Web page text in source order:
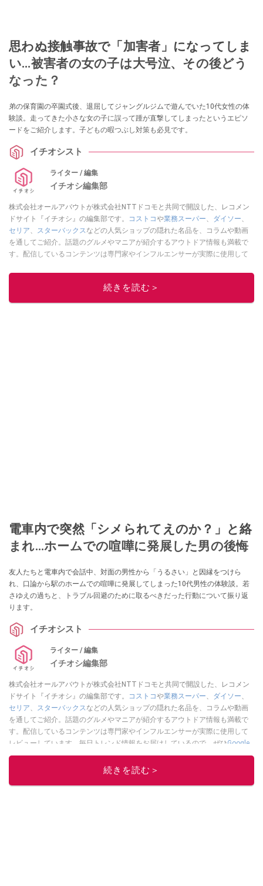
思わぬ接触事故で「加害者」になってしま
い…被害者の女の子は大号泣、その後どう
なった？
弟の保育園の卒園式後、退屈してジャングルジムで遊んでいた10代女性の体
験談。走ってきた小さな女の子に誤って踵が直撃してしまったというエピソ
ードをご紹介します。子どもの暇つぶし対策も必見です。
イチオシスト
ライター / 編集
イチオシ編集部
株式会社オールアバウトが株式会社NTTドコモと共同で開設した、レコメン
ドサイト『イチオシ』の編集部です。
コストコや業務スーパー、 ダイソー、
セリア、 スターバックスなどの人気ショップの隠れた名品を、コラムや動画
を通してご紹介。話題のグルメやマニアが紹介するアウトドア情報も満載で
す。配信しているコンテンツは専門家やインフルエンサーが実際に使用して
ニュースでフォロー
続きを読む＞
電車内で突然「シメられてえのか？」と絡
まれ…ホームでの喧嘩に発展した男の後悔
友人たちと電車内で会話中、対面の男性から「うるさい」と因縁をつけら
れ、口論から駅のホームでの喧嘩に発展してしまった10代男性の体験談。若
さゆえの過ちと、トラブル回避のために取るべきだった行動について振り返
ります。
イチオシスト
ライター / 編集
イチオシ編集部
株式会社オールアバウトが株式会社NTTドコモと共同で開設した、レコメン
ドサイト『イチオシ』の編集部です。
コストコや業務スーパー、 ダイソー、
セリア、 スターバックスなどの人気ショップの隠れた名品を、コラムや動画
を通してご紹介。話題のグルメやマニアが紹介するアウトドア情報も満載で
す。配信しているコンテンツは専門家やインフルエンサーが実際に使用して
レビューしています。毎日トレンド情報をお届けしているので、ぜひGoogle
ニュースでフォローしてください！
このイチオシストの他の記事を読む
続きを読む＞